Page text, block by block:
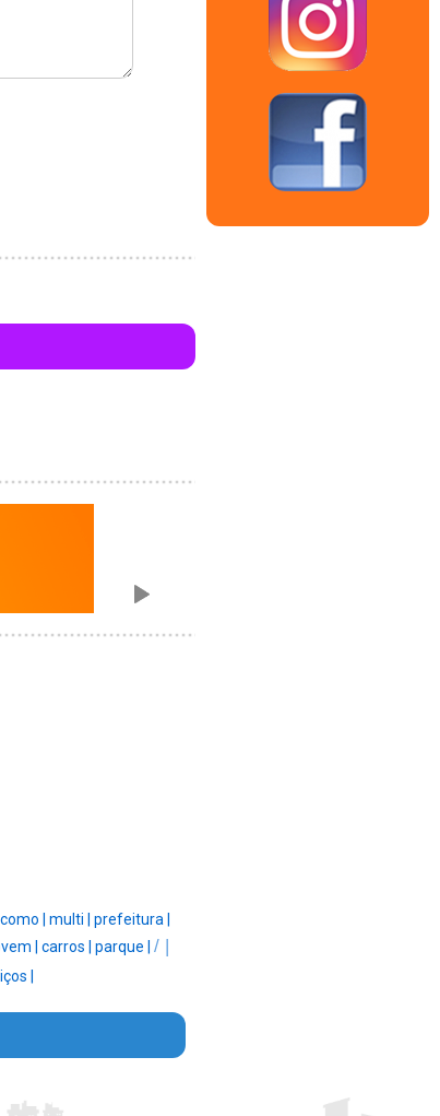
como | multi | prefeitura |
| carros | parque | / |
|